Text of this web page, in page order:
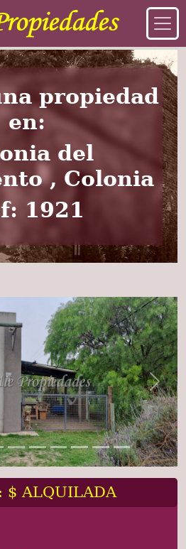
propiedad
en:
del
, Colonia
1921
Next
$ ALQUILADA